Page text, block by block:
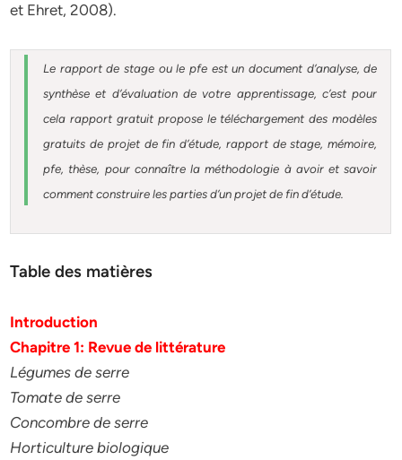
et Ehret, 2008).
Le rapport de stage ou le pfe est un document d’analyse, de
synthèse et d’évaluation de votre apprentissage, c’est pour
cela rapport gratuit propose le téléchargement des modèles
gratuits de projet de fin d’étude, rapport de stage, mémoire,
pfe, thèse, pour connaître la méthodologie à avoir et savoir
comment construire les parties d’un projet de fin d’étude
Table des matières
Introduction
Chapitre 1: Revue de littérature
Légumes de serre
Tomate de serre
Concombre de serre
Horticulture biologique